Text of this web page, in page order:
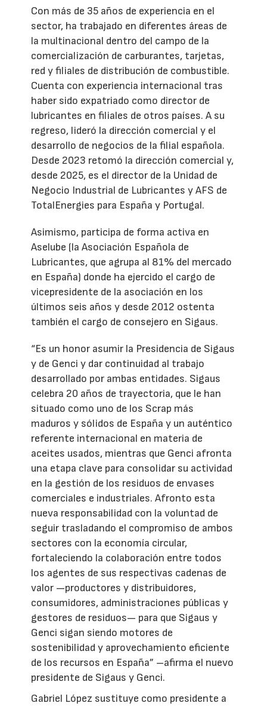
Con más de 35 años de experiencia en el
sector, ha trabajado en diferentes áreas de
la multinacional dentro del campo de la
comercialización de carburantes, tarjetas,
red y filiales de distribución de combustible.
Cuenta con experiencia internacional tras
haber sido expatriado como director de
lubricantes en filiales de otros países. A su
regreso, lideró la dirección comercial y el
desarrollo de negocios de la filial española.
Desde 2023 retomó la dirección comercial y,
desde 2025, es el director de la Unidad de
Negocio Industrial de Lubricantes y AFS de
TotalEnergies para España y Portugal.
Asimismo, participa de forma activa en
Aselube (la Asociación Española de
Lubricantes, que agrupa al 81% del mercado
en España) donde ha ejercido el cargo de
vicepresidente de la asociación en los
últimos seis años y desde 2012 ostenta
también el cargo de consejero en Sigaus.
“Es un honor asumir la Presidencia de Sigaus
y de Genci y dar continuidad al trabajo
desarrollado por ambas entidades. Sigaus
celebra 20 años de trayectoria, que le han
situado como uno de los Scrap más
maduros y sólidos de España y un auténtico
referente internacional en materia de
aceites usados, mientras que Genci afronta
una etapa clave para consolidar su actividad
en la gestión de los residuos de envases
comerciales e industriales. Afronto esta
nueva responsabilidad con la voluntad de
seguir trasladando el compromiso de ambos
sectores con la economía circular,
fortaleciendo la colaboración entre todos
los agentes de sus respectivas cadenas de
valor —productores y distribuidores,
consumidores, administraciones públicas y
gestores de residuos— para que Sigaus y
Genci sigan siendo motores de
sostenibilidad y aprovechamiento eficiente
de los recursos en España” –afirma el nuevo
presidente de Sigaus y Genci.
Gabriel López sustituye como presidente a